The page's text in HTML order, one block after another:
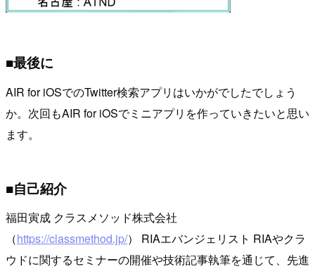
■最後に
AIR for iOSでのTwitter検索アプリはいかがでしたでしょう
か。次回もAIR for iOSでミニアプリを作っていきたいと思い
ます。
■自己紹介
福田寅成 クラスメソッド株式会社
（https://classmethod.jp/） RIAエバンジェリスト RIAやクラ
ウドに関するセミナーの開催や技術記事執筆を通じて、先進